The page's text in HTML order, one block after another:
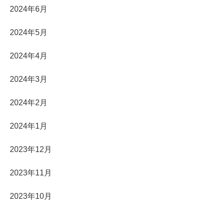
2024年6月
2024年5月
2024年4月
2024年3月
2024年2月
2024年1月
2023年12月
2023年11月
2023年10月